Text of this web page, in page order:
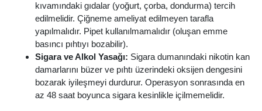
kıvamındaki gıdalar (yoğurt, çorba, dondurma) tercih
edilmelidir. Çiğneme ameliyat edilmeyen tarafla
yapılmalıdır. Pipet kullanılmamalıdır (oluşan emme
basıncı pıhtıyı bozabilir).
Sigara ve Alkol Yasağı: Sigara dumanındaki nikotin kan
damarlarını büzer ve pıhtı üzerindeki oksijen dengesini
bozarak iyileşmeyi durdurur. Operasyon sonrasında en
az 48 saat boyunca sigara kesinlikle içilmemelidir.